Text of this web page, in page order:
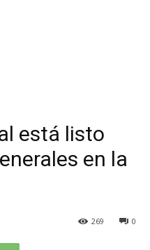
está listo
en la
0
269